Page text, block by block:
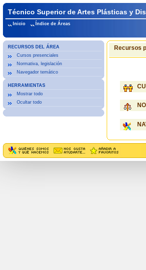
Técnico Superior de Artes Plásticas y
Inicio Índice de Áreas
RECURSOS DEL ÁREA
Cursos presenciales
Normativa, legislación
Navegador temático
HERRAMIENTAS
Mostrar todo
Ocultar todo
Recursos